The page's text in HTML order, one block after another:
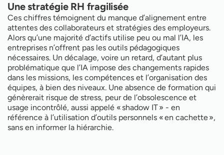
Une stratégie RH fragilisée
Ces chiffres témoignent du manque d’alignement entre
attentes des collaborateurs et stratégies des employeurs.
Alors qu’une majorité d’actifs utilise peu ou mal l’IA, les
entreprises n’offrent pas les outils pédagogiques
nécessaires. Un décalage, voire un retard, d’autant plus
problématique que l’IA impose des changements rapides
dans les missions, les compétences et l’organisation des
équipes, à bien des niveaux. Une absence de formation qui
génèrerait risque de stress, peur de l’obsolescence et
usage incontrôlé, aussi appelé « shadow IT » - en
référence à l’utilisation d’outils personnels « en cachette »,
sans en informer la hiérarchie.